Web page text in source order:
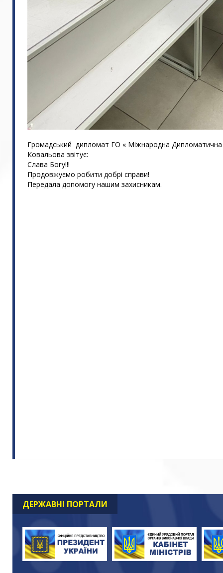
Громадський дипломат ГО « Міжнародна Дипломатична
Ковальова звітує:
Слава Богу!!!
Продовжуємо робити добрі справи!
Передала допомогу нашим захисникам.
ДЕРЖАВНІ ПОРТАЛИ